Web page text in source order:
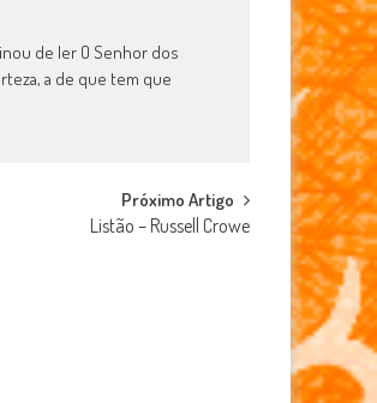
de ler O Senhor dos
a de que tem que
Próximo Artigo
Listão – Russell Crowe